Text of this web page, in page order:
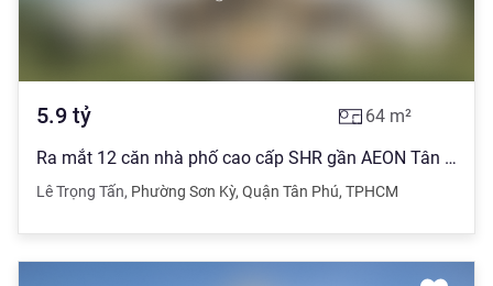
5.9 tỷ 64 m²
Ra mắt 12 căn nhà phố cao cấp SHR gần AEON Tân phú Đúc 4 tấm S:4x16m
Lê Trọng Tấn, Phường Sơn Kỳ, Quận Tân Phú, TPHCM